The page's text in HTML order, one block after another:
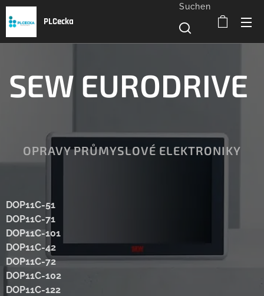
PLCecka
Suchen
SEW EURODRIVE
OPRAVY PRŮMYSLOVÉ ELEKTRONIKY
DOP11C-51
DOP11C-71
DOP11C-101
DOP11C-42
DOP11C-72
DOP11C-102
DOP11C-122